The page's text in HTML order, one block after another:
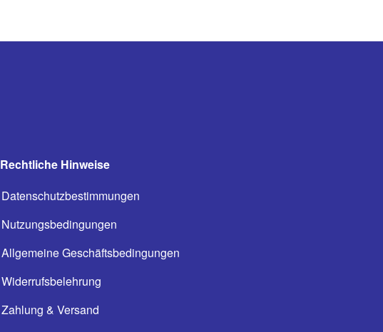
Rechtliche Hinweise
Datenschutzbestimmungen
Nutzungsbedingungen
Allgemeine Geschäftsbedingungen
Widerrufsbelehrung
Zahlung & Versand